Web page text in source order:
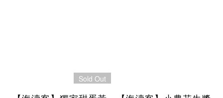
Sold Out